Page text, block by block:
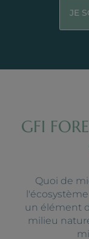
JE
GFI
Quoi de
un élément
milieu